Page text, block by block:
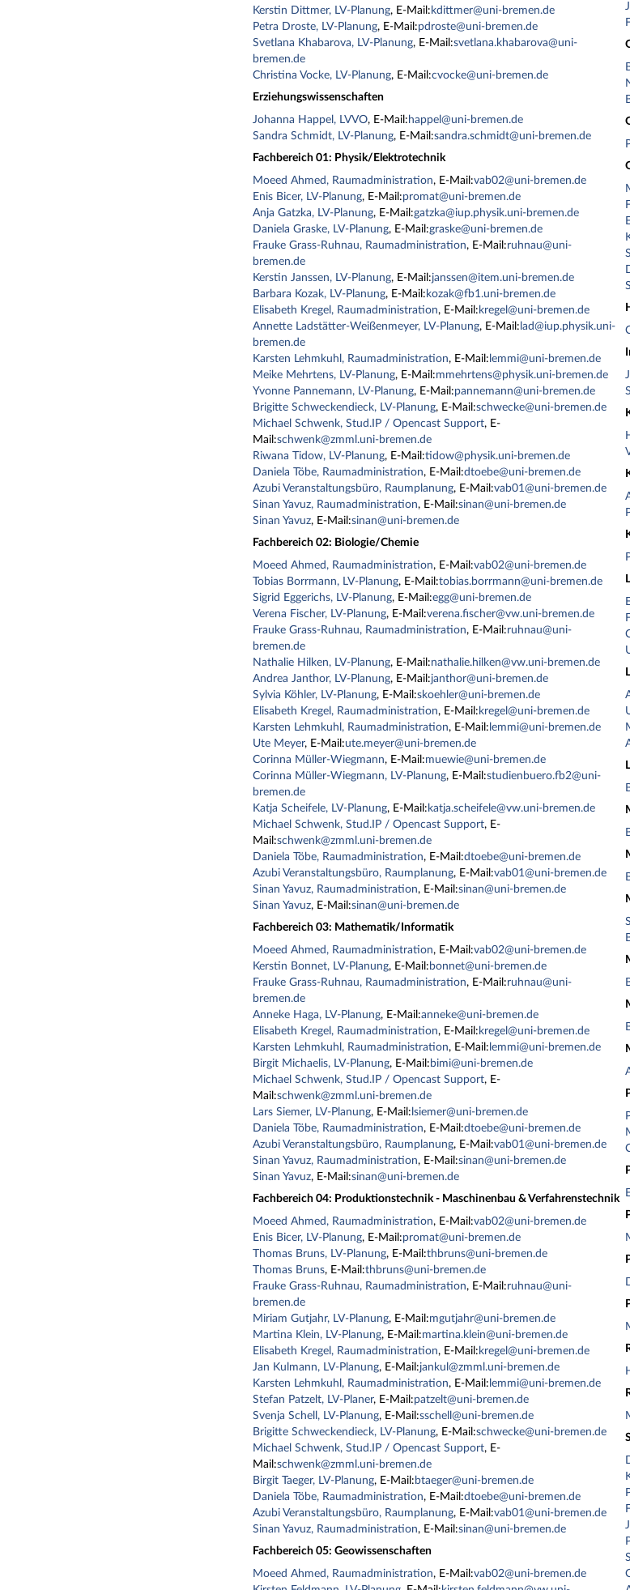
Kerstin Dittmer, LV-Planung, E-Mail: kdittmer@uni-bremen.de
Petra Droste, LV-Planung, E-Mail:pdroste@uni-bremen.de
Svetlana Khabarova, LV-Planung, E-Mail:svetlana.khabarova@uni-
bremen.de
Christina Vocke, LV-Planung, E-Mail:cvocke@uni-bremen.de
Erziehungswissenschaften
Johanna Happel, LVVO, E-Mail: happel@uni-bremen.de
Sandra Schmidt, LV-Planung, E-Mail:sandra.schmidt@uni-bremen.de
Fachbereich 01: Physik/Elektrotechnik
Moeed Ahmed, Raumadministration, E-Mail:vab02@uni-bremen.de
Enis Bicer, LV-Planung, E-Mail:promat@uni-bremen.de
Anja Gatzka, LV-Planung, E-Mail:gatzka@iup.physik.uni-bremen.de
Daniela Graske, LV-Planung, E-Mail:graske@uni-bremen.de
Frauke Grass-Ruhnau, Raumadministration, E-Mail:ruhnau@uni-
bremen.de
Kerstin Janssen, LV-Planung, E-Mail:janssen@item.uni-bremen.de
Barbara Kozak, LV-Planung, E-Mail: kozak@fb1.uni-bremen.de
Elisabeth Kregel, Raumadministration, E-Mail: kregel@uni-bremen.de
Annette Ladstätter-Weißenmeyer, LV-Planung, E-Mail: lad@iup.physik.uni-
bremen.de
Karsten Lehmkuhl, Raumadministration, E-Mail: lemmi@uni-bremen.de
Meike Mehrtens, LV-Planung, E-Mail:mmehrtens@physik.uni-bremen.de
Yvonne Pannemann, LV-Planung, E-Mail:pannemann@uni-bremen.de
Brigitte Schweckendieck, LV-Planung, E-Mail:schwecke@uni-bremen.de
Michael Schwenk, Stud.IP / Opencast Support, E-
Mail:schwenk@zmml.uni-bremen.de
Riwana Tidow, LV-Planung, E-Mail:tidow@physik.uni-bremen.de
Daniela Töbe, Raumadministration, E-Mail:dtoebe@uni-bremen.de
Azubi Veranstaltungsbüro, Raumplanung, E-Mail:vab01@uni-bremen.de
Sinan Yavuz, Raumadministration, E-Mail:sinan@uni-bremen.de
Sinan Yavuz, E-Mail:sinan@uni-bremen.de
Fachbereich 02: Biologie/Chemie
Moeed Ahmed, Raumadministration, E-Mail:vab02@uni-bremen.de
Tobias Borrmann, LV-Planung, E-Mail:tobias.borrmann@uni-bremen.de
Sigrid Eggerichs, LV-Planung, E-Mail:egg@uni-bremen.de
Verena Fischer, LV-Planung, E-Mail:verena.fischer@vw.uni-bremen.de
Frauke Grass-Ruhnau, Raumadministration, E-Mail:ruhnau@uni-
bremen.de
Nathalie Hilken, LV-Planung, E-Mail:nathalie.hilken@vw.uni-bremen.de
Andrea Janthor, LV-Planung, E-Mail:janthor@uni-bremen.de
Sylvia Köhler, LV-Planung, E-Mail:skoehler@uni-bremen.de
Elisabeth Kregel, Raumadministration, E-Mail: kregel@uni-bremen.de
Karsten Lehmkuhl, Raumadministration, E-Mail: lemmi@uni-bremen.de
Ute Meyer, E-Mail:ute.meyer@uni-bremen.de
Corinna Müller-Wiegmann, E-Mail:muewie@uni-bremen.de
Corinna Müller-Wiegmann, LV-Planung, E-Mail:studienbuero.fb2@uni-
bremen.de
Katja Scheifele, LV-Planung, E-Mail: katja.scheifele@vw.uni-bremen.de
Michael Schwenk, Stud.IP / Opencast Support, E-
Mail:schwenk@zmml.uni-bremen.de
Daniela Töbe, Raumadministration, E-Mail:dtoebe@uni-bremen.de
Azubi Veranstaltungsbüro, Raumplanung, E-Mail:vab01@uni-bremen.de
Sinan Yavuz, Raumadministration, E-Mail:sinan@uni-bremen.de
Sinan Yavuz, E-Mail:sinan@uni-bremen.de
Fachbereich 03: Mathematik/Informatik
Moeed Ahmed, Raumadministration, E-Mail:vab02@uni-bremen.de
Kerstin Bonnet, LV-Planung, E-Mail: bonnet@uni-bremen.de
Frauke Grass-Ruhnau, Raumadministration, E-Mail:ruhnau@uni-
bremen.de
Anneke Haga, LV-Planung, E-Mail:anneke@uni-bremen.de
Elisabeth Kregel, Raumadministration, E-Mail: kregel@uni-bremen.de
Karsten Lehmkuhl, Raumadministration, E-Mail: lemmi@uni-bremen.de
Birgit Michaelis, LV-Planung, E-Mail: bimi@uni-bremen.de
Michael Schwenk, Stud.IP / Opencast Support, E-
Mail:schwenk@zmml.uni-bremen.de
Lars Siemer, LV-Planung, E-Mail: lsiemer@uni-bremen.de
Daniela Töbe, Raumadministration, E-Mail:dtoebe@uni-bremen.de
Azubi Veranstaltungsbüro, Raumplanung, E-Mail:vab01@uni-bremen.de
Sinan Yavuz, Raumadministration, E-Mail:sinan@uni-bremen.de
Sinan Yavuz, E-Mail:sinan@uni-bremen.de
Fachbereich 04: Produktionstechnik - Maschinenbau & Verfahrenstechnik
Moeed Ahmed, Raumadministration, E-Mail:vab02@uni-bremen.de
Enis Bicer, LV-Planung, E-Mail:promat@uni-bremen.de
Thomas Bruns, LV-Planung, E-Mail:thbruns@uni-bremen.de
Thomas Bruns, E-Mail:thbruns@uni-bremen.de
Frauke Grass-Ruhnau, Raumadministration, E-Mail:ruhnau@uni-
bremen.de
Miriam Gutjahr, LV-Planung, E-Mail:mgutjahr@uni-bremen.de
Martina Klein, LV-Planung, E-Mail:martina.klein@uni-bremen.de
Elisabeth Kregel, Raumadministration, E-Mail: kregel@uni-bremen.de
Jan Kulmann, LV-Planung, E-Mail:jankul@zmml.uni-bremen.de
Karsten Lehmkuhl, Raumadministration, E-Mail: lemmi@uni-bremen.de
Stefan Patzelt, LV-Planer, E-Mail:patzelt@uni-bremen.de
Svenja Schell, LV-Planung, E-Mail:sschell@uni-bremen.de
Brigitte Schweckendieck, LV-Planung, E-Mail:schwecke@uni-bremen.de
Michael Schwenk, Stud.IP / Opencast Support, E-
Mail:schwenk@zmml.uni-bremen.de
Birgit Taeger, LV-Planung, E-Mail: btaeger@uni-bremen.de
Daniela Töbe, Raumadministration, E-Mail:dtoebe@uni-bremen.de
Azubi Veranstaltungsbüro, Raumplanung, E-Mail:vab01@uni-bremen.de
Sinan Yavuz, Raumadministration, E-Mail:sinan@uni-bremen.de
Fachbereich 05: Geowissenschaften
Moeed Ahmed, Raumadministration, E-Mail:vab02@uni-bremen.de